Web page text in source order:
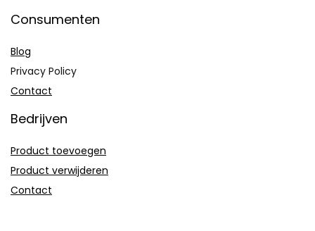
Consumenten
Blog
Privacy Policy
Contact
Bedrijven
Product toevoegen
Product verwijderen
Contact